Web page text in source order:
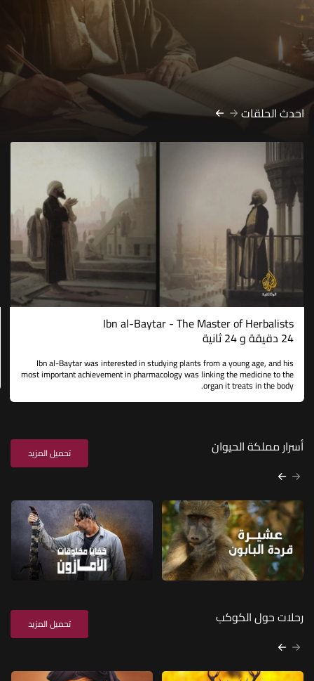
احدث الحلقات
Ibn al-Baytar - The Master of Herbalists
24 دقيقة و 24 ثانية
Ibn al-Baytar was interested in studying plants from a young age, and his
most important achievement in pharmacology was linking the medicine to the
organ it treats in the body.
أسرار مملكة الحيوان تحميل المزيد
رحلات حول الكوكب تحميل المزيد